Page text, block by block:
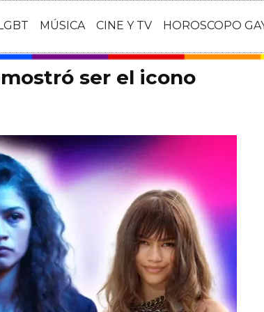
LGBT MÚSICA CINE Y TV HOROSCOPO
ser el icono